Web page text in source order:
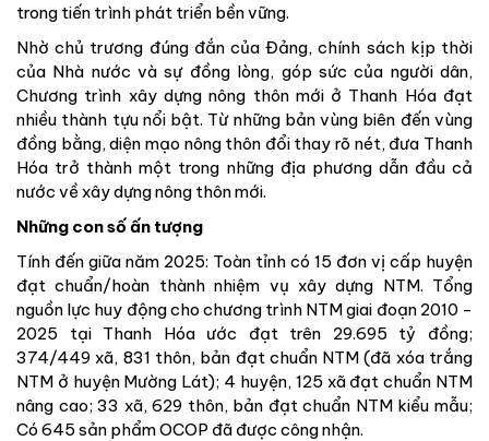
trong tiến trình phát triển bền vững.
Nhờ chủ trương đúng đắn của Đảng, chính sách kịp thời
của Nhà nước và sự đồng lòng, góp sức của người dân,
Chương trình xây dựng nông thôn mới ở Thanh Hóa đạt
nhiều thành tựu nổi bật. Từ những bản vùng biên đến vùng
đồng bằng, diện mạo nông thôn đổi thay rõ nét, đưa Thanh
Hóa trở thành một trong những địa phương dẫn đầu cả
nước về xây dựng nông thôn mới.
Những con số ấn tượng
Tính đến giữa năm 2025: Toàn tỉnh có 15 đơn vị cấp huyện
đạt chuẩn/hoàn thành nhiệm vụ xây dựng NTM. Tổng
nguồn lực huy động cho chương trình NTM giai đoạn 2010 -
2025 tại Thanh Hóa ước đạt trên 29.695 tỷ đồng;
374/449 xã, 831 thôn, bản đạt chuẩn NTM (đã xóa trắng
NTM ở huyện Mường Lát); 4 huyện, 125 xã đạt chuẩn NTM
nâng cao; 33 xã, 629 thôn, bản đạt chuẩn NTM kiểu mẫu;
Có 645 sản phẩm OCOP đã được công nhận.